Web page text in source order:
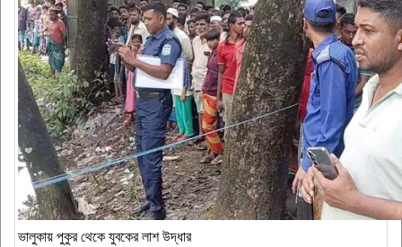
ভালুকায় পুকুর থেকে যুবকের লাশ উদ্ধার